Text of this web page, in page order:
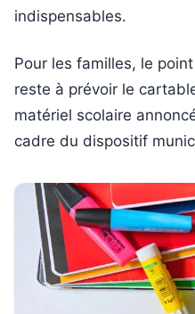
indispensables.
Pour les familles, le
reste à prévoir le
matériel scolaire
cadre du dispositif